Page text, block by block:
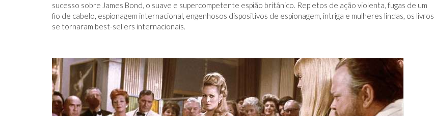
sucesso sobre James Bond, o suave e supercompetente espião britânico. Repletos de ação violenta, fugas de um
fio de cabelo, espionagem internacional, engenhosos dispositivos de espionagem, intriga e mulheres lindas, os livros
se tornaram best-sellers internacionais.